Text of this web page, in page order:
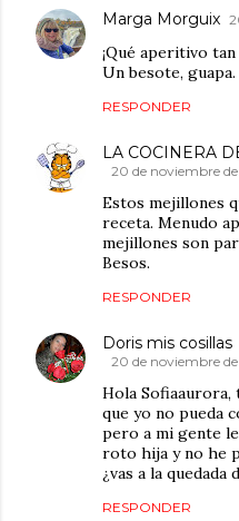
Marga Morguix
¡Qué aperitivo
Un besote, guapa.
RESPONDER
LA COCINERA
20 de noviembre de
Estos mejillones
receta. Menudo
mejillones son
Besos.
RESPONDER
Doris mis cosillas
20 de noviembre
Hola Sofiaaurora,
que yo no pueda
pero a mi gente
roto hija y no he
¿vas a la quedada
RESPONDER